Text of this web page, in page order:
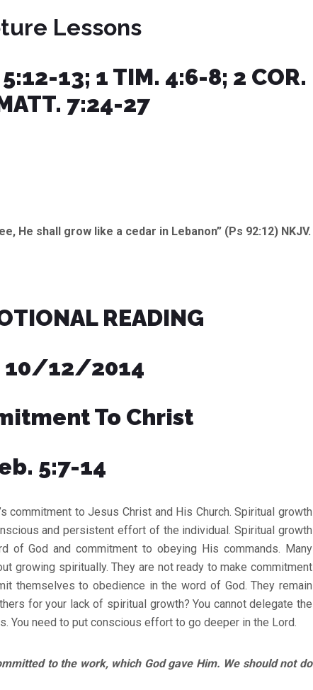
Lessons
13; 1 TIM. 4:6-8; 2 COR.
7:24-27
He shall grow like a cedar in Lebanon” (Ps 92:12) NKJV.
READING
10/12/2014
To Christ
5:7-14
commitment to Jesus Christ and His Church. Spiritual growth
and persistent effort of the individual. Spiritual growth
of God and commitment to obeying His commands. Many
growing spiritually. They are not ready to make commitment
themselves to obedience in the word of God. They remain
for your lack of spiritual growth? You cannot delegate the
You need to put conscious effort to go deeper in the Lord.
to the work, which God gave Him. We should not do